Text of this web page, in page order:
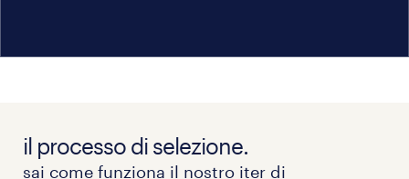
il processo di selezione.
sai come funziona il nostro iter di